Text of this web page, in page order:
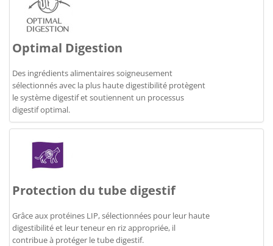
Optimal Digestion
Des ingrédients alimentaires soigneusement
sélectionnés avec la plus haute digestibilité protègent
le système digestif et soutiennent un processus
digestif optimal.
Protection du tube digestif
Grâce aux protéines LIP, sélectionnées pour leur haute
digestibilité et leur teneur en riz appropriée, il
contribue à protéger le tube digestif.